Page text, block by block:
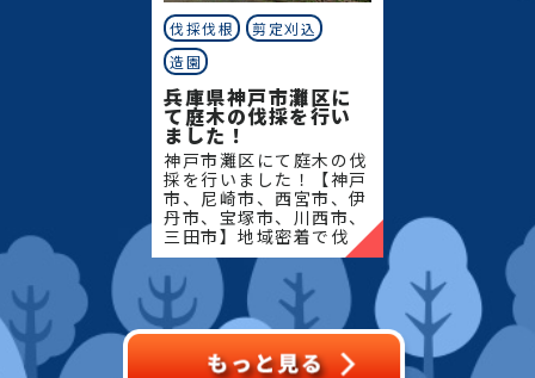
伐採伐根
剪定刈込
造園
兵庫県神戸市灘区に
て庭木の伐採を行い
ました！
神戸市灘区にて庭木の伐
採を行いました！【神戸
市、尼崎市、西宮市、伊
丹市、宝塚市、川西市、
三田市】地域密着で伐
採・抜根・剪定・草刈り
などのお庭のこと、造
園・植木屋をお探しなら
当社にご相談ください！
当社で